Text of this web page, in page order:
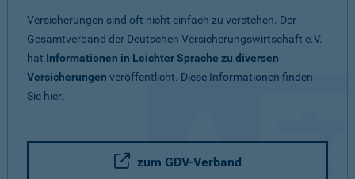
Versicherungen sind oft nicht einfach zu verstehen. Der
Gesamtverband der Deutschen Versicherungswirtschaft e.V.
hat Informationen in Leichter Sprache zu diversen
Versicherungen veröffentlicht. Diese Informationen finden
Sie hier.
zum GDV-Verband